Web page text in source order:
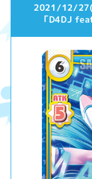
2021/12/27(
「D4DJ